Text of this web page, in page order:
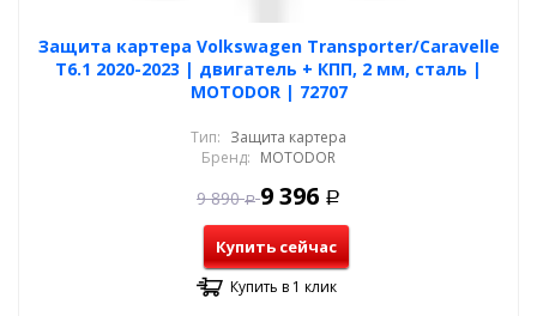
Защита картера Volkswagen Transporter/Caravelle
T6.1 2020-2023 | двигатель + КПП, 2 мм, сталь |
MOTODOR | 72707
Тип: Защита картера
Бренд: MOTODOR
9 890 Р 9 396 Р
Купить сейчас
Купить в 1 клик